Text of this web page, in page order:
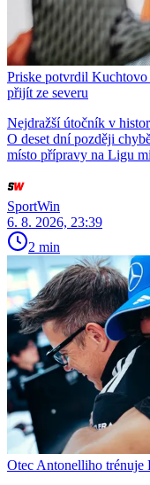
Priske potvrdil
přijít ze severu
Nejdražší útočník v
O deset dní později
místo přípravy na Ligu
SportWin
6. 8. 2026, 23:39
2 min
Otec Antonelliho trénuje